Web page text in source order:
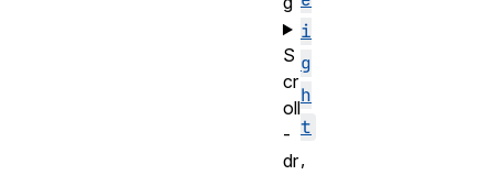
i
g
h
t
,
S
cr
oll
-
dr